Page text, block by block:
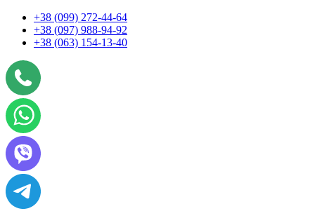
+38 (099) 272-44-64
+38 (097) 988-94-92
+38 (063) 154-13-40